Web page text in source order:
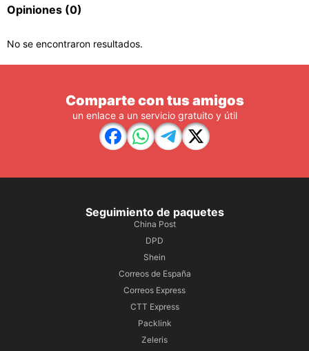
Opiniones (0)
No se encontraron resultados.
Comparte con tus amigos
un enlace a un servicio gratuito y útil
Seguimiento de paquetes
China Post
DPD
Shein
Correos de España
Correos Express
CTT Express
Packlink
Zeleris